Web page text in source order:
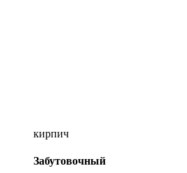
кирпич
Забутовочный